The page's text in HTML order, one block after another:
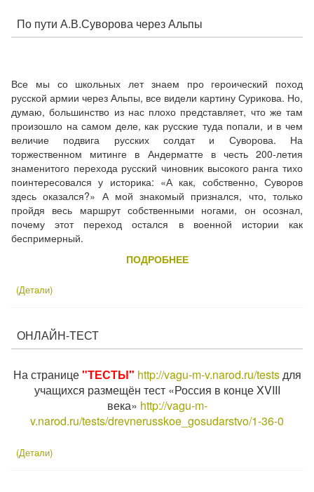
По пути А.В.Суворова через Альпы
Все мы со школьных лет знаем про героический поход
русской армии через Альпы, все видели картину Сурикова. Но,
думаю, большинство из нас плохо представляет, что же там
произошло на самом деле, как русские туда попали, и в чем
величие подвига русских солдат и Суворова. На
торжественном митинге в Андерматте в честь 200-летия
знаменитого перехода русский чиновник высокого ранга тихо
поинтересовался у историка: «А как, собственно, Суворов
здесь оказался?» А мой знакомый признался, что, только
пройдя весь маршрут собственными ногами, он осознал,
почему этот переход остался в военной истории как
беспримерный.
ПОДРОБНЕЕ
(Детали)
ОНЛАЙН-ТЕСТ
На странице"ТЕСТЫ" http://vagu-m-v.narod.ru/testsдля
учащихся размещён тест «Россия в конце XVIII
века» http://vagu-m-
v.narod.ru/tests/drevnerusskoe_gosudarstvo/1-36-0
(Детали)